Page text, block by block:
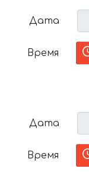
Дата
Время
Дата
Время